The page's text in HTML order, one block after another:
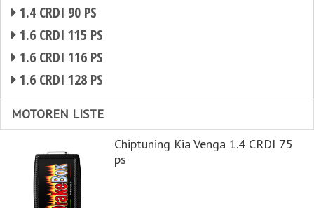
1.4 CRDI 90 PS
1.6 CRDI 115 PS
1.6 CRDI 116 PS
1.6 CRDI 128 PS
MOTOREN LISTE
Chiptuning Kia Venga 1.4 CRDI 75
ps